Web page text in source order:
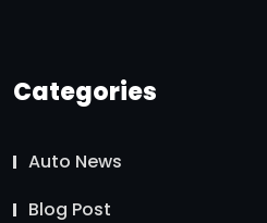
Categories
Auto News
Blog Post